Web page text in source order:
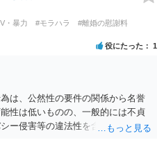
ろ結婚しなくてよかったと割り切
思います。
・暴力 #モラハラ
#離婚の慰謝料
役にたった 1
は、公然性の要件の関係から名誉
性は低いものの、一般的には不貞
ー侵害等の違法性を含む行為で